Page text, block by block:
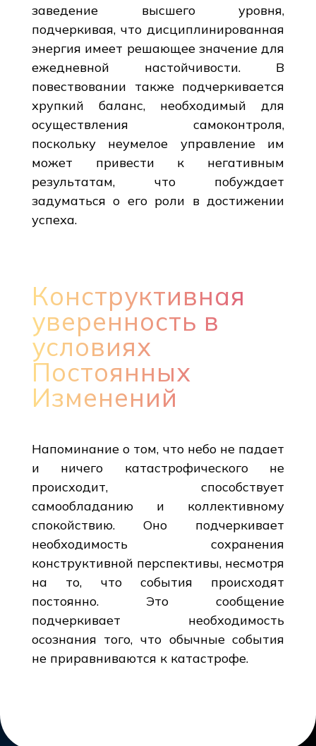
заведение высшего уровня,
подчеркивая, что дисциплинированная
энергия имеет решающее значение для
ежедневной настойчивости. В
повествовании также подчеркивается
хрупкий баланс, необходимый для
осуществления самоконтроля,
поскольку неумелое управление им
может привести к негативным
результатам, что побуждает
задуматься о его роли в достижении
успеха.
Конструктивная
уверенность в
условиях
Постоянных
Изменений
Напоминание о том, что небо не падает
и ничего катастрофического не
происходит, способствует
самообладанию и коллективному
спокойствию. Оно подчеркивает
необходимость сохранения
конструктивной перспективы, несмотря
на то, что события происходят
постоянно. Это сообщение
подчеркивает необходимость
осознания того, что обычные события
не приравниваются к катастрофе.